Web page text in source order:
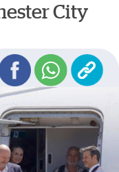
City